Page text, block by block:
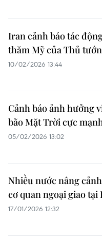
Iran cảnh báo tác
thăm Mỹ của Thủ
10/02/2026 13:44
Cảnh báo ảnh hưởng
bão Mặt Trời cực
05/02/2026 13:02
Nhiều nước nâng
cơ quan ngoại giao tại
17/01/2026 12:32